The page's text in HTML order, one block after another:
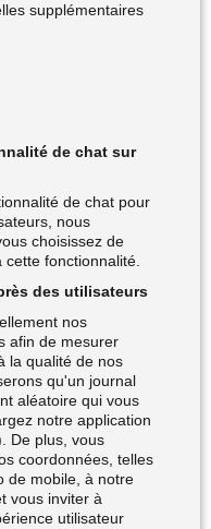
supplémentaires
de chat sur
de chat pour
nous
choisissez de
fonctionnalité.
des utilisateurs
nos
afin de mesurer
la qualité de nos
qu'un journal
aléatoire qui vous
notre application
De plus, vous
coordonnées, telles
de mobile, à notre
vous inviter à
utilisateur